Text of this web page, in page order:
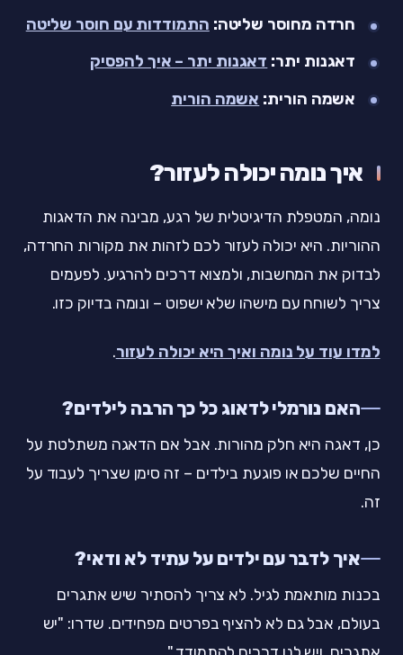
חרדה מחוסר שליטה: התמודדות עם חוסר שליטה
דאגנות יתר: דאגנות יתר – איך להפסיק
אשמה הורית: אשמה הורית
איך נומה יכולה לעזור?
נומה, המטפלת הדיגיטלית של רגע, מבינה את הדאגות
ההוריות. היא יכולה לעזור לכם לזהות את מקורות החרדה,
לבדוק את המחשבות, ולמצוא דרכים להרגיע. לפעמים
צריך לשוחח עם מישהו שלא ישפוט – ונומה בדיוק כזו.
למדו עוד על נומה ואיך היא יכולה לעזור.
האם נורמלי לדאוג כל כך הרבה לילדים?
כן, דאגה היא חלק מהורות. אבל אם הדאגה משתלטת על
החיים שלכם או פוגעת בילדים – זה סימן שצריך לעבוד על
זה.
איך לדבר עם ילדים על עתיד לא ודאי?
בכנות מותאמת לגיל. לא צריך להסתיר שיש אתגרים
בעולם, אבל גם לא להציף בפרטים מפחידים. שדרו: "יש